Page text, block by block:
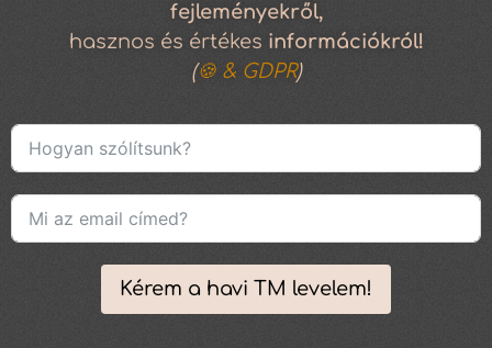
fejleményekről,
hasznos és értékes információkról!
(🍪 & GDPR)
Kérem a havi TM levelem!